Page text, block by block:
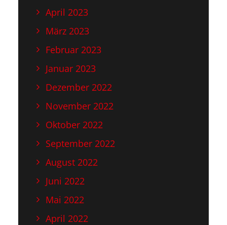
April 2023
März 2023
Februar 2023
Januar 2023
Dezember 2022
November 2022
Oktober 2022
September 2022
August 2022
Juni 2022
Mai 2022
April 2022